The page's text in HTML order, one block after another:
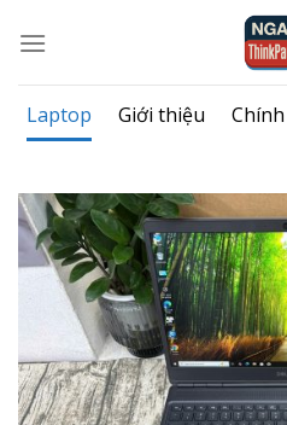
qua
dungLaptop Giới thiệu